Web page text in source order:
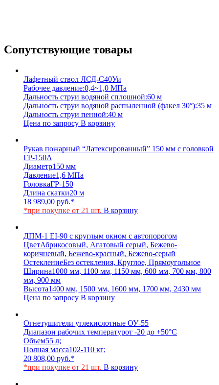
Сопутствующие товары
Лафетный ствол ЛСД-С40Уи
Рабочее давление:0,4~1,0 МПа
Дальность струи водяной сплошной:60 м
Дальность струи водяной распыленной (факел 30°):35 м
Дальность струи пенной:40 м
Цена по запросу В корзину
Рукав пожарный “Латексированный” 150 мм с головкой
ГР-150А
Диаметр150 мм
Давление1,6 МПа
ГоловкаГР-150
Длина скатки20 м
18 989,00 руб.*
*при покупке от 21 шт. В корзину
ДПМ-1 EI-90 с круглым окном с автопорогом
ЦветАбрикосовый, Агатовый серый, Бежево-
коричневый, Бежево-красный, Бежево-серый
ОстеклениеБез остекления, Круглое, Прямоугольное
Ширина1000 мм, 1100 мм, 1150 мм, 600 мм, 700 мм, 800
мм, 900 мм
Высота1400 мм, 1500 мм, 1600 мм, 1700 мм, 2430 мм
Цена по запросу В корзину
Огнетушители углекислотные ОУ-55
Диапазон рабочих температурот -20 до +50°C
Объем55 л;
Полная масса102-110 кг;
20 808,00 руб.*
*при покупке от 21 шт. В корзину